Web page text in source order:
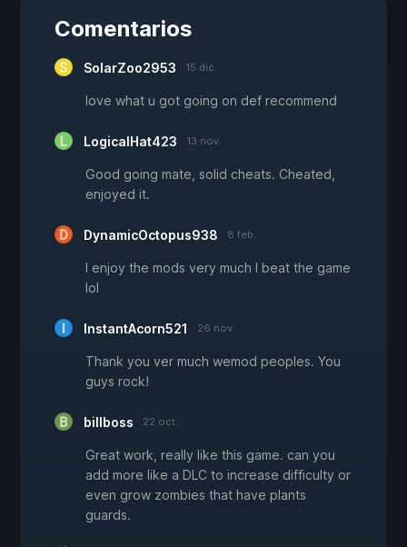
Comentarios
SolarZoo2953 15 dic.
love what u got going on def recommend
LogicalHat423 13 nov.
Good going mate, solid cheats. Cheated,
enjoyed it.
DynamicOctopus938 8 feb.
I enjoy the mods very much I beat the game
lol
InstantAcorn521 26 nov.
Thank you ver much wemod peoples. You
guys rock!
billboss 22 oct.
Great work, really like this game. can you
add more like a DLC to increase difficulty or
even grow zombies that have plants
guards.